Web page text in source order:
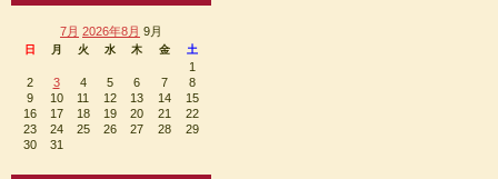
7月 2026年8月 9月
日 月 火 水 木 金 土
1
2
3 4 5 6 7
8
9
10 11 12 13 14
15
16
17 18 19 20 21
22
23
24 25 26 27 28
29
30
31